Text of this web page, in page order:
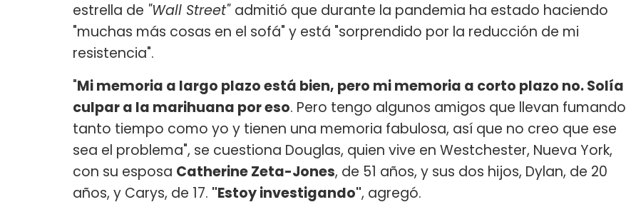
estrella de "Wall Street" admitió que durante la pandemia ha estado haciendo
"muchas más cosas en el sofá" y está "sorprendido por la reducción de mi
resistencia".
"Mi memoria a largo plazo está bien, pero mi memoria a corto plazo no. Solía
culpar a la marihuana por eso. Pero tengo algunos amigos que llevan fumando
tanto tiempo como yo y tienen una memoria fabulosa, así que no creo que ese
sea el problema", se cuestiona Douglas, quien vive en Westchester, Nueva York,
con su esposa Catherine Zeta-Jones, de 51 años, y sus dos hijos, Dylan, de 20
años, y Carys, de 17. "Estoy investigando", agregó.